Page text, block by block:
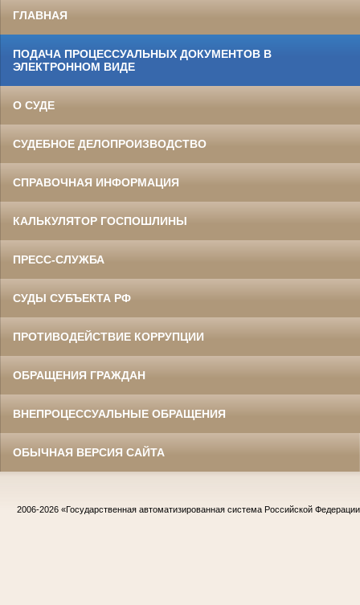
ГЛАВНАЯ
ПОДАЧА ПРОЦЕССУАЛЬНЫХ ДОКУМЕНТОВ В
ЭЛЕКТРОННОМ ВИДЕ
О СУДЕ
СУДЕБНОЕ ДЕЛОПРОИЗВОДСТВО
СПРАВОЧНАЯ ИНФОРМАЦИЯ
КАЛЬКУЛЯТОР ГОСПОШЛИНЫ
ПРЕСС-СЛУЖБА
СУДЫ СУБЪЕКТА РФ
ПРОТИВОДЕЙСТВИЕ КОРРУПЦИИ
ОБРАЩЕНИЯ ГРАЖДАН
ВНЕПРОЦЕССУАЛЬНЫЕ ОБРАЩЕНИЯ
ОБЫЧНАЯ ВЕРСИЯ САЙТА
2006-2026 «Государственная автоматизированная система Российской